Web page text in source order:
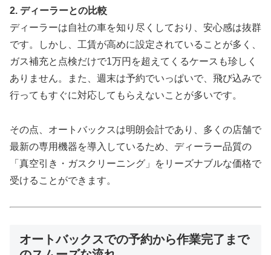
2. ディーラーとの比較
ディーラーは自社の車を知り尽くしており、安心感は抜群
です。しかし、工賃が高めに設定されていることが多く、
ガス補充と点検だけで1万円を超えてくるケースも珍しく
ありません。また、週末は予約でいっぱいで、飛び込みで
行ってもすぐに対応してもらえないことが多いです。
その点、オートバックスは明朗会計であり、多くの店舗で
最新の専用機器を導入しているため、ディーラー品質の
「真空引き・ガスクリーニング」をリーズナブルな価格で
受けることができます。
オートバックスでの予約から作業完了まで